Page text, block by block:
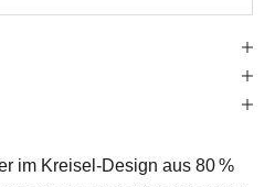
im Kreisel-Design aus 80 %